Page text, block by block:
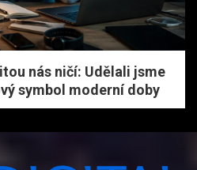
nás ničí: Udělali jsme
symbol moderní doby